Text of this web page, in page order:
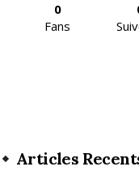
0
Fans
Articles